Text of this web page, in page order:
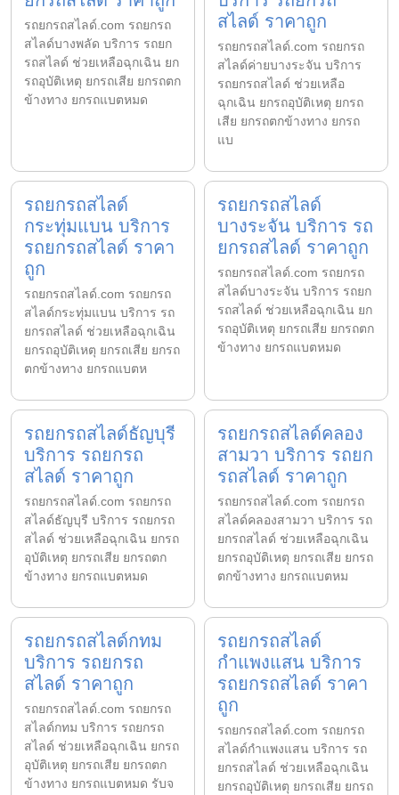
รถยกรถสไลด์.com รถยกรถ
สไลด์บางพลัด บริการ รถยก
รถสไลด์ ช่วยเหลือฉุกเฉิน ยก
รถอุบัติเหตุ ยกรถเสีย ยกรถตก
ข้างทาง ยกรถแบตหมด
สไลด์ ราคาถูก
รถยกรถสไลด์.com รถยกรถ
สไลด์ค่ายบางระจัน บริการ
รถยกรถสไลด์ ช่วยเหลือ
ฉุกเฉิน ยกรถอุบัติเหตุ ยกรถ
เสีย ยกรถตกข้างทาง ยกรถ
แบ
รถยกรถสไลด์
กระทุ่มแบน บริการ
รถยกรถสไลด์ ราคา
ถูก
รถยกรถสไลด์.com รถยกรถ
สไลด์กระทุ่มแบน บริการ รถ
ยกรถสไลด์ ช่วยเหลือฉุกเฉิน
ยกรถอุบัติเหตุ ยกรถเสีย ยกรถ
ตกข้างทาง ยกรถแบตห
รถยกรถสไลด์
บางระจัน บริการ รถ
ยกรถสไลด์ ราคาถูก
รถยกรถสไลด์.com รถยกรถ
สไลด์บางระจัน บริการ รถยก
รถสไลด์ ช่วยเหลือฉุกเฉิน ยก
รถอุบัติเหตุ ยกรถเสีย ยกรถตก
ข้างทาง ยกรถแบตหมด
รถยกรถสไลด์ธัญบุรี
บริการ รถยกรถ
สไลด์ ราคาถูก
รถยกรถสไลด์.com รถยกรถ
สไลด์ธัญบุรี บริการ รถยกรถ
สไลด์ ช่วยเหลือฉุกเฉิน ยกรถ
อุบัติเหตุ ยกรถเสีย ยกรถตก
ข้างทาง ยกรถแบตหมด
รถยกรถสไลด์คลอง
สามวา บริการ รถยก
รถสไลด์ ราคาถูก
รถยกรถสไลด์.com รถยกรถ
สไลด์คลองสามวา บริการ รถ
ยกรถสไลด์ ช่วยเหลือฉุกเฉิน
ยกรถอุบัติเหตุ ยกรถเสีย ยกรถ
ตกข้างทาง ยกรถแบตหม
รถยกรถสไลด์กทม
บริการ รถยกรถ
สไลด์ ราคาถูก
รถยกรถสไลด์.com รถยกรถ
สไลด์กทม บริการ รถยกรถ
สไลด์ ช่วยเหลือฉุกเฉิน ยกรถ
อุบัติเหตุ ยกรถเสีย ยกรถตก
ข้างทาง ยกรถแบตหมด รับจ
รถยกรถสไลด์
กำแพงแสน บริการ
รถยกรถสไลด์ ราคา
ถูก
รถยกรถสไลด์.com รถยกรถ
สไลด์กำแพงแสน บริการ รถ
ยกรถสไลด์ ช่วยเหลือฉุกเฉิน
ยกรถอุบัติเหตุ ยกรถเสีย ยกรถ